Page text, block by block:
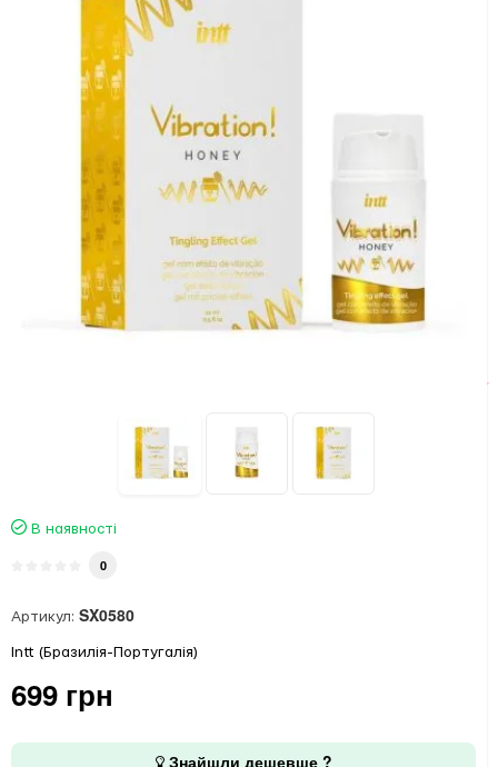
В наявності
0
Артикул: SX0580
Intt (Бразилія-Португалія)
699 грн
Знайшли дешевше ?